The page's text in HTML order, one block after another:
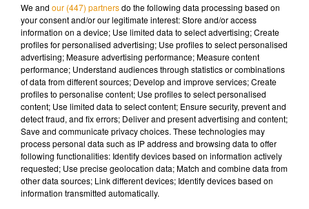
Baptiste Calandre ont été contraints de lancer une
campagne definancement participatif.
Écouter le podcast
« Le peuple y est »
Un mystère demeure encore quant au nom du village.
Pourquoi peuplier ?« La symbolique de l’arbre est très
importante de par le côté nature et vert de notre projet mais
We and our (447) partnersdo the following data processing based on
your consent and/or our legitimate interest: Store and/or access
information on a device; Use limited data to select advertising; Create
profiles for personalised advertising; Use profiles to select personalised
advertising; Measure advertising performance; Measure content
performance; Understand audiences through statistics or combinations
of data from different sources; Develop and improve services; Create
profiles to personalise content; Use profiles to select personalised
content; Use limited data to select content; Ensure security, prevent and
detect fraud, and fix errors; Deliver and present advertising and content;
Save and communicate privacy choices. These technologies may
process personal data such as IP address and browsing data to offer
following functionalities: Identify devices based on information actively
requested; Use precise geolocation data; Match and combine data from
other data sources; Link different devices; Identify devices based on
information transmitted automatically.